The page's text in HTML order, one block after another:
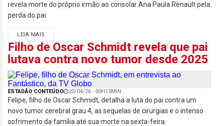
revela morte do próprio irmão ao consolar Ana Paula Renault pela
perda do pai.
LEIA MAIS
Filho de Oscar Schmidt revela que pai
lutava contra novo tumor desde 2025
ESTADÃO CONTEÚDO 20/04/26 - 00H15MIN
Felipe, filho de Oscar Schmidt, detalha a luta do pai contra um
novo tumor cerebral grau 4, as sequelas de cirurgias e o intenso
sofrimento da família até sua morte na sexta-feira.